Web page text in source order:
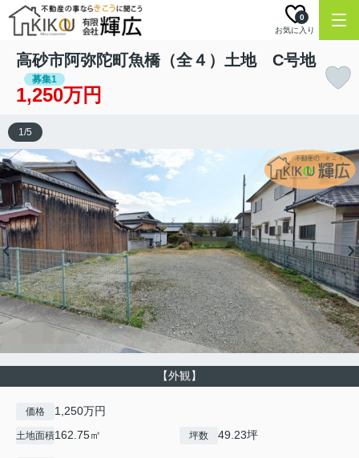
お気に入り
0
高砂市阿弥陀町魚橋（全４）土地 C号地
募集1
1,250万円
【外観】
1/5
価格 1,250万円
土地面積162.75㎡ 坪数 49.23坪